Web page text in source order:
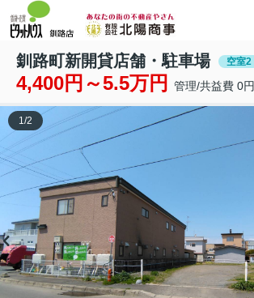
釧路町新開貸店舗・駐車場 空室2
4,400円～5.5万円 管理/共益費 0円
1/2